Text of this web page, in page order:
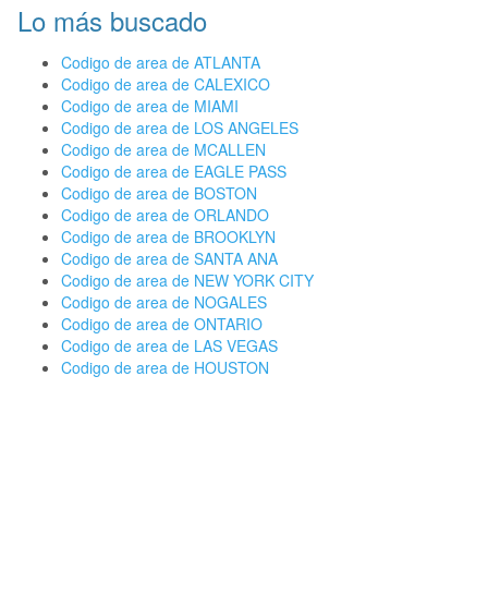
Lo más buscado
Codigo de area de ATLANTA
Codigo de area de CALEXICO
Codigo de area de MIAMI
Codigo de area de LOS ANGELES
Codigo de area de MCALLEN
Codigo de area de EAGLE PASS
Codigo de area de BOSTON
Codigo de area de ORLANDO
Codigo de area de BROOKLYN
Codigo de area de SANTA ANA
Codigo de area de NEW YORK CITY
Codigo de area de NOGALES
Codigo de area de ONTARIO
Codigo de area de LAS VEGAS
Codigo de area de HOUSTON